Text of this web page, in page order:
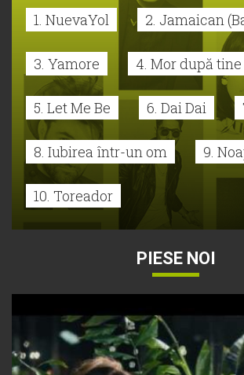
1. NuevaYol 2. Jamaican
3. Yamore 4. Mor după tine
5. Let Me Be 6. Dai Dai
8. Iubirea într-un om 9.
10. Toreador
PIESE NOI